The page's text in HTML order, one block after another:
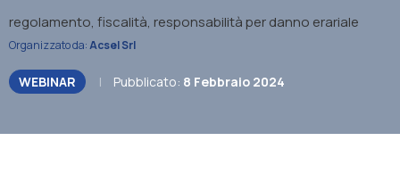
regolamento, fiscalità, responsabilità per danno erariale
Organizzato da:Acsel Srl
WEBINAR | Pubblicato: 8 Febbraio 2024